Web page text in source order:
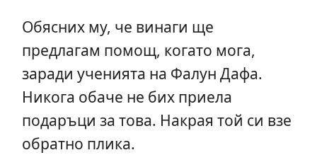
Обясних му, че винаги ще
предлагам помощ, когато мога,
заради ученията на Фалун Дафа.
Никога обаче не бих приела
подаръци за това. Накрая той си взе
обратно плика.